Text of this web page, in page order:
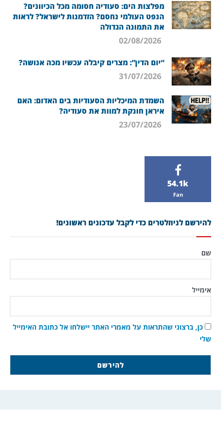
מפלצות הים: סעודיה חסומה מכל הכיוונים?
הנפט העולמי נחסם? הזדמנות לישראל? לראות
את התמונה הגדולה
“יום הדין”: מצרים קיבלה עכשיו מכה אנושה?
השמדת המיכליות הסעודיות בים האדום: האם
איראן חונקת למוות את סעודיה?
54.1k
Fan
להירשם לניוזלטרים כדי לקבל עדכונים ראשונים!
שם
אימייל
כן, ברצוני שהתראות על מאמרי האתר יישלחו אל כתובת האימייל
שלי